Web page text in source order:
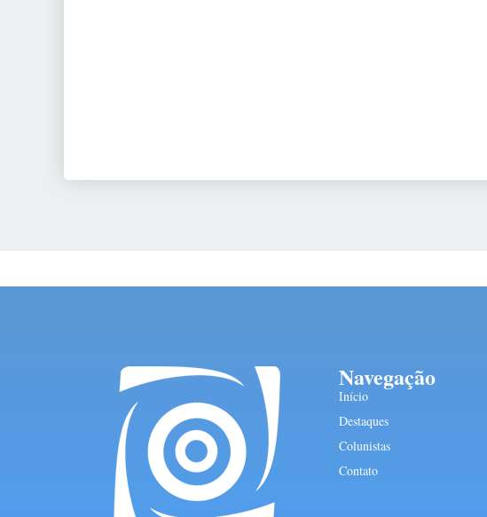
Navegação
Início
Destaques
Colunistas
Contato